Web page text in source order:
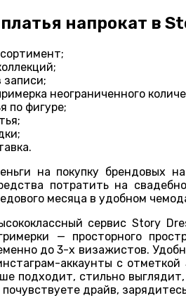
напрокат в
записи;
неограниченного
по фигуре;
на покупку брендовых
потратить на
месяца в удобном
сервис Story
— просторного
до 3-х визажистов.
аккаунты с
подходит, стильно
драйв,